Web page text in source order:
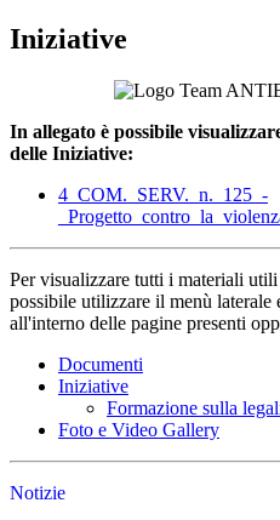
Iniziative
In allegato è possibile
delle Iniziative:
4_COM._SERV._n._125_-
Per visualizzare tutti i materiali
possibile utilizzare il menù laterale
all'interno delle pagine presenti
Documenti
Iniziative
Formazione sulla
Foto e Video Gallery
Notizie